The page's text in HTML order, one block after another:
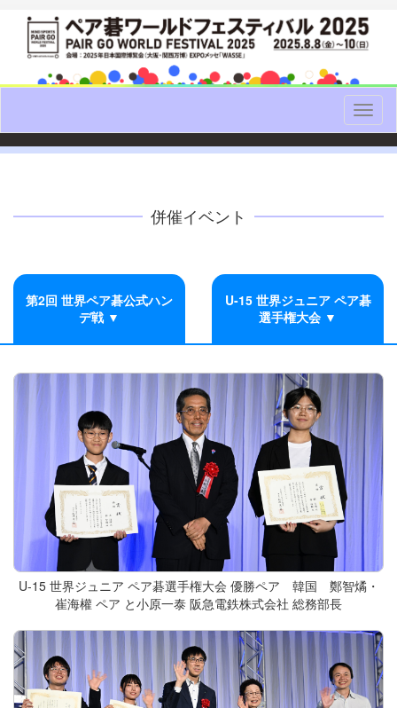
併催イベント
第2回 世界ペア碁公式ハン
デ戦 ▼
U-15 世界ジュニア ペア碁
選手権大会 ▼
U-15 世界ジュニア ペア碁選手権大会 優勝ペア 韓国 鄭智燏・
崔海權 ペア と小原一泰 阪急電鉄株式会社 総務部長